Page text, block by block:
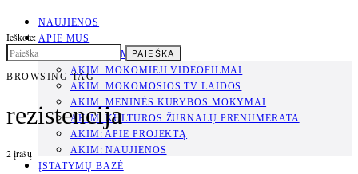
NAUJIENOS
APIE MUS
PROJEKTAS AKIM
AKIM: MOKOMIEJI VIDEOFILMAI
AKIM: MOKOMOSIOS TV LAIDOS
AKIM: MENINĖS KŪRYBOS MOKYMAI
AKIM: KULTŪROS ŽURNALŲ PRENUMERATA
AKIM: APIE PROJEKTĄ
AKIM: NAUJIENOS
ĮSTATYMŲ BAZĖ
Ieškote:
PAIEŠKA
BROWSING TAG
rezistencija
2 įrašų